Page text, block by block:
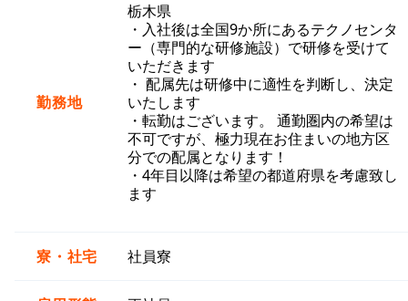
勤務地
栃木県
・入社後は全国9か所にあるテクノセンタ
ー（専門的な研修施設）で研修を受けて
いただきます
・ 配属先は研修中に適性を判断し、決定
いたします
・転勤はございます。 通勤圏内の希望は
不可ですが、極力現在お住まいの地方区
分での配属となります！
・4年目以降は希望の都道府県を考慮致し
ます
寮・社宅 社員寮